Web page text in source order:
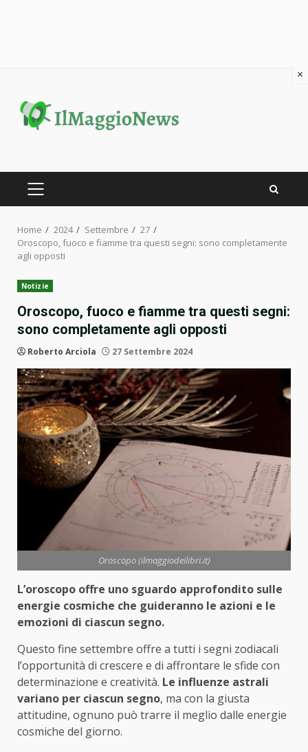
content
PRIMARY
Home 2024 Settembre
27
Oroscopo, fuoco e fiamme tra questi segni: sono completamente
agli opposti
Notizie
Oroscopo, fuoco e fiamme tra questi segni:
sono completamente agli opposti
Roberto Arciola 27 Settembre 2024
Oroscopo (ilmaggiodeilibri.it)
L’oroscopo offre uno sguardo approfondito sulle
energie cosmiche che guideranno le azioni e le
emozioni di ciascun segno.
Questo fine settembre offre a tutti i segni zodiacali
l’opportunità di crescere e di affrontare le sfide con
determinazione e creatività. Le influenze astrali
variano per ciascun segno, ma con la giusta
attitudine, ognuno può trarre il meglio dalle energie
cosmiche del giorno.
×